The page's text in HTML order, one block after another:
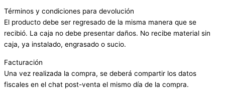
Términos y condiciones para devolución
El producto debe ser regresado de la misma manera que se
recibió. La caja no debe presentar daños. No recibe material sin
caja, ya instalado, engrasado o sucio.
Facturación
Una vez realizada la compra, se deberá compartir los datos
fiscales en el chat post-venta el mismo día de la compra.